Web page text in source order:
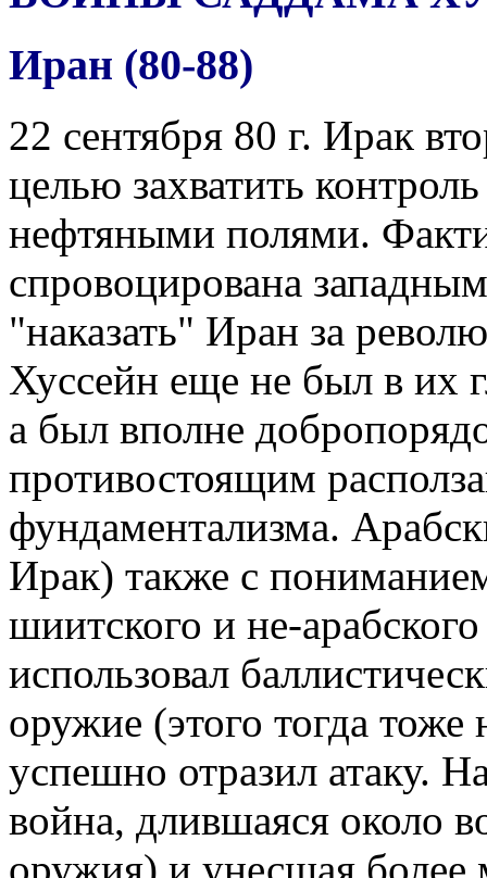
Иран (80-88)
22 сентября 80 г. Ирак
целью захватить
нефтяными полями.
спровоцирована
"наказать" Иран за
Хуссейн еще не был в их
а был вполне
противостоящим
фундаментализма.
Ирак) также с
шиитского и не-
использовал
оружие (этого тогда
успешно отразил атаку.
война, длившаяся около